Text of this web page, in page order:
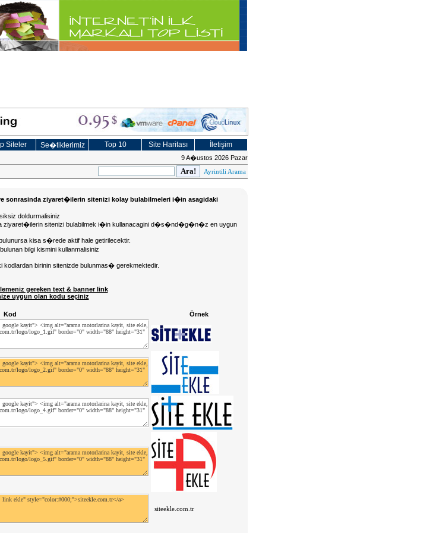
Siteler Se�tiklerimiz Top 10 Site Haritası İletişim
9 A�ustos 2026 Pazar
Ayrintili Arama
sonrasinda ziyaret�ilerin sitenizi kolay bulabilmeleri i�in asagidaki
doldurmalisiniz
ziyaret�ilerin sitenizi bulabilmek i�in kullanacagini d�s�nd�g�n�z en uygun
kisa s�rede aktif hale getirilecektir.
bilgi kismini kullanmalisiniz
birinin sitenizde bulunmas� gerekmektedir.
gereken text & banner link
uygun olan kodu seçiniz
Kod Örnek
siteekle.com.tr